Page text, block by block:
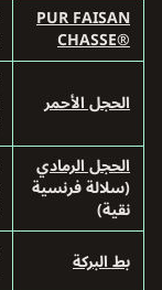
FAISAN ⁦PUR
CHASSE®⁩
الحجل الأحمر
الحجل الرمادي
(سلالة فرنسية
نقية)
بط البركة